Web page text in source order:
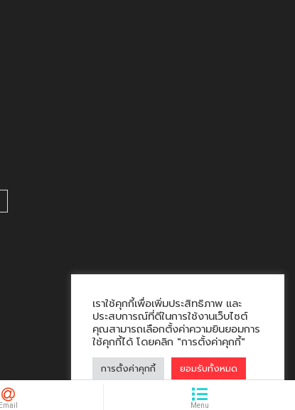
เราใช้คุกกี้เพื่อเพิ่มประสิทธิภาพ และ
ประสบการณ์ที่ดีในการใช้งานเว็บไซต์
คุณสามารถเลือกตั้งค่าความยินยอมการ
ใช้คุกกี้ได้ โดยคลิก "การตั้งค่าคุกกี้"
การตั้งค่าคุกกี้ ยอมรับทั้งหมด